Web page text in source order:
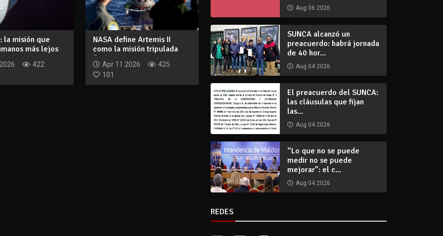
la misión que
más lejos
422
NASA define Artemis II
como la misión tripulada
“más importa...
Apr 11 2026
425
101
Aug 06 2026
SUNCA alcanzó un
preacuerdo: habrá jornada
de 40 hor...
Aug 04 2026
El preacuerdo del SUNCA:
las cláusulas que fijan
las...
Aug 04 2026
“Lo que no se puede
medir no se puede
mejorar”: el c...
Aug 04 2026
REDES